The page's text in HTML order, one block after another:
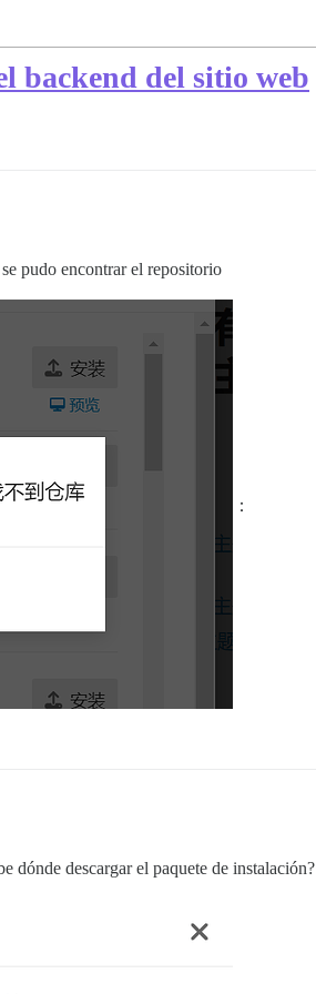
backend del sitio web
pudo encontrar el repositorio
：
dónde descargar el paquete de instalación?